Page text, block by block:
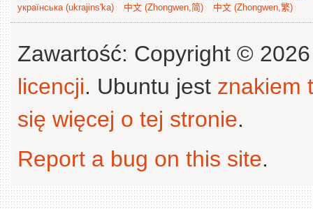
українська (ukrajins'ka)
中文 (Zhongwen,简) 中文 (Zhongwen,繁)
Zawartość: Copyright ©
licencji. Ubuntu jest znakiem
się więcej o tej stronie.
Report a bug on this site.